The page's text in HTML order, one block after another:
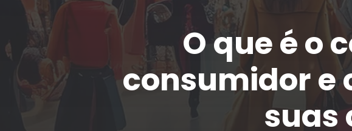
/ Home
O que é o
consumidor e
suas